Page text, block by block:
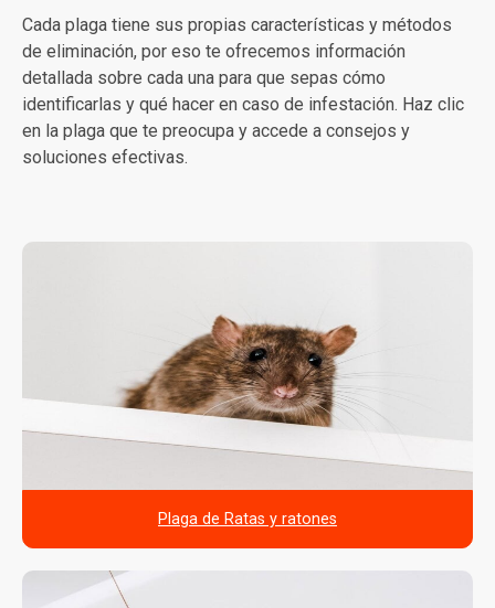
Cada plaga tiene sus propias características y métodos
de eliminación, por eso te ofrecemos información
detallada sobre cada una para que sepas cómo
identificarlas y qué hacer en caso de infestación. Haz clic
en la plaga que te preocupa y accede a consejos y
soluciones efectivas.
Plaga de Ratas y ratones